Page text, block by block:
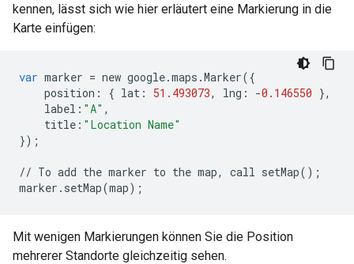
kennen, lässt sich wie hier erläutert eine Markierung in die
Karte einfügen:
var marker = new google.maps .Marker({
position : { lat : 51.493073, lng : -0.146550 },
label : "A" ,
title : "Location Name"
});
// To add the marker to the map, call setMap();
marker . setMap(map);
Mit wenigen Markierungen können Sie die Position
mehrerer Standorte gleichzeitig sehen.